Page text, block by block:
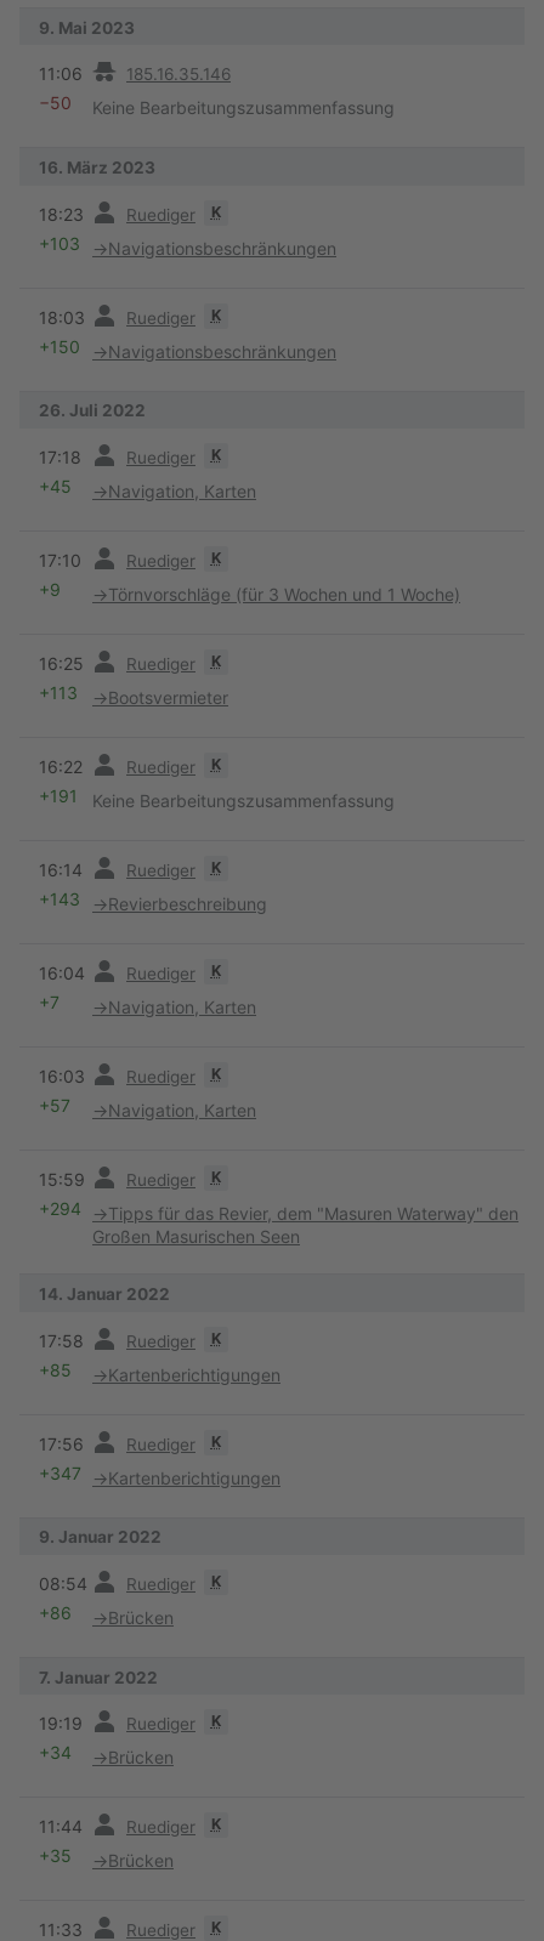
9. Mai 2023
11:06 185.16.35.146
−50 Keine Bearbeitungszusammenfassung
16. März 2023
18:23 Ruediger K
+103 →Navigationsbeschränkungen
18:03 Ruediger K
+150 →Navigationsbeschränkungen
26. Juli 2022
17:18 Ruediger K
+45 →Navigation, Karten
17:10 Ruediger K
+9 →Törnvorschläge (für 3 Wochen und 1 Woche)
16:25 Ruediger K
+113 →Bootsvermieter
16:22 Ruediger K
+191 Keine Bearbeitungszusammenfassung
16:14 Ruediger K
+143 →Revierbeschreibung
16:04 Ruediger K
+7 →Navigation, Karten
16:03 Ruediger K
+57 →Navigation, Karten
15:59 Ruediger K
+294 →Tipps für das Revier, dem "Masuren Waterway" den
Großen Masurischen Seen
14. Januar 2022
17:58 Ruediger K
+85 →Kartenberichtigungen
17:56 Ruediger K
+347 →Kartenberichtigungen
9. Januar 2022
08:54 Ruediger K
+86 →Brücken
7. Januar 2022
19:19 Ruediger K
+34 →Brücken
11:44 Ruediger K
+35 →Brücken
11:33 Ruediger K